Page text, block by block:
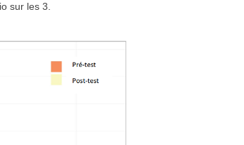
sur les 3.